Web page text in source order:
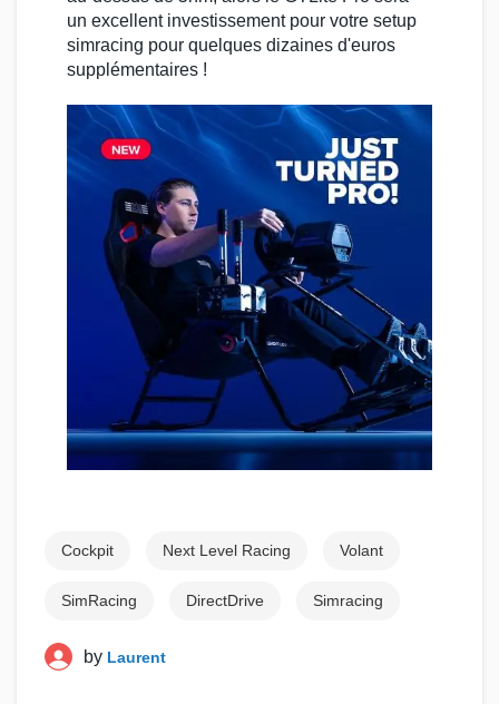
un excellent investissement pour votre setup
simracing pour quelques dizaines d'euros
supplémentaires !
Cockpit Next Level Racing Volant
SimRacing DirectDrive Simracing
by Laurent